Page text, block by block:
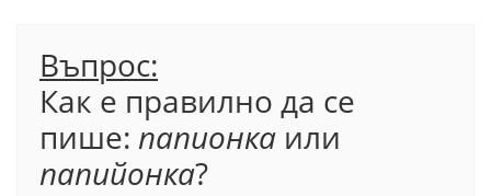
Въпрос:
Как е правилно да се
пише: папионка или
папийонка?